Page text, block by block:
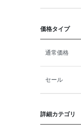
価格タイプ
通常価格
セール
詳細カテゴリ